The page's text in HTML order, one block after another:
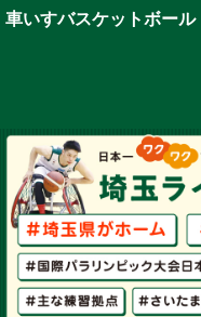
車いすバスケットボー